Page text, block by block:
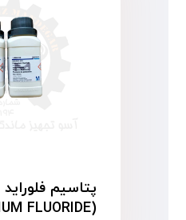
(POTASSIUM FLUORIDE)